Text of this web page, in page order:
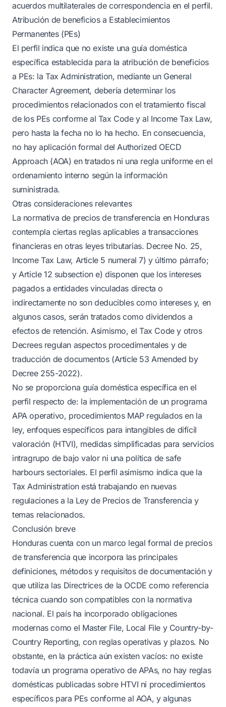
acuerdos multilaterales de correspondencia en el perfil.
Atribución de beneficios a Establecimientos
Permanentes (PEs)
El perfil indica que no existe una guía doméstica
específica establecida para la atribución de beneficios
a PEs: la Tax Administration, mediante un General
Character Agreement, debería determinar los
procedimientos relacionados con el tratamiento fiscal
de los PEs conforme al Tax Code y al Income Tax Law,
pero hasta la fecha no lo ha hecho. En consecuencia,
no hay aplicación formal del Authorized OECD
Approach (AOA) en tratados ni una regla uniforme en el
ordenamiento interno según la información
suministrada.
Otras consideraciones relevantes
La normativa de precios de transferencia en Honduras
contempla ciertas reglas aplicables a transacciones
financieras en otras leyes tributarias. Decree No. 25,
Income Tax Law, Article 5 numeral 7) y último párrafo;
y Article 12 subsection e) disponen que los intereses
pagados a entidades vinculadas directa o
indirectamente no son deducibles como intereses y, en
algunos casos, serán tratados como dividendos a
efectos de retención. Asimismo, el Tax Code y otros
Decrees regulan aspectos procedimentales y de
traducción de documentos (Article 53 Amended by
Decree 255-2022).
No se proporciona guía doméstica específica en el
perfil respecto de: la implementación de un programa
APA operativo, procedimientos MAP regulados en la
ley, enfoques específicos para intangibles de difícil
valoración (HTVI), medidas simplificadas para servicios
intragrupo de bajo valor ni una política de safe
harbours sectoriales. El perfil asimismo indica que la
Tax Administration está trabajando en nuevas
regulaciones a la Ley de Precios de Transferencia y
temas relacionados.
Conclusión breve
Honduras cuenta con un marco legal formal de precios
de transferencia que incorpora las principales
definiciones, métodos y requisitos de documentación y
que utiliza las Directrices de la OCDE como referencia
técnica cuando son compatibles con la normativa
nacional. El país ha incorporado obligaciones
modernas como el Master File, Local File y Country-by-
Country Reporting, con reglas operativas y plazos. No
obstante, en la práctica aún existen vacíos: no existe
todavía un programa operativo de APAs, no hay reglas
domésticas publicadas sobre HTVI ni procedimientos
específicos para PEs conforme al AOA, y algunas